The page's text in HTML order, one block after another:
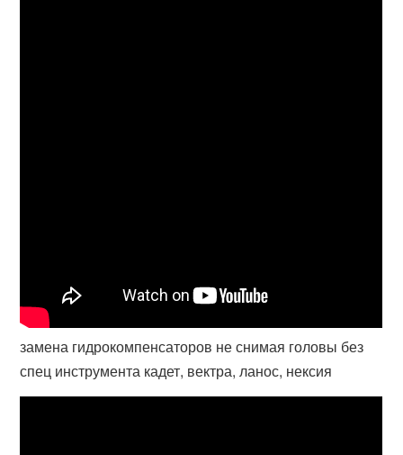
замена гидрокомпенсаторов не снимая головы без
спец инструмента кадет, вектра, ланос, нексия